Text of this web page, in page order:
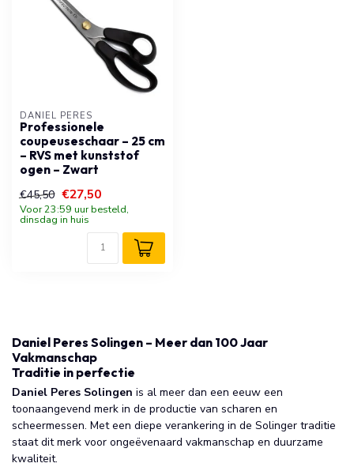
DANIEL PERES
Professionele
coupeuseschaar – 25 cm
– RVS met kunststof
ogen – Zwart
€45,50 €27,50
Voor 23:59 uur besteld,
dinsdag in huis
Daniel Peres Solingen – Meer dan 100 Jaar
Vakmanschap
Traditie in perfectie
Daniel Peres Solingen is al meer dan een eeuw een
toonaangevend merk in de productie van scharen en
scheermessen. Met een diepe verankering in de Solinger traditie
staat dit merk voor ongeëvenaard vakmanschap en duurzame
kwaliteit.